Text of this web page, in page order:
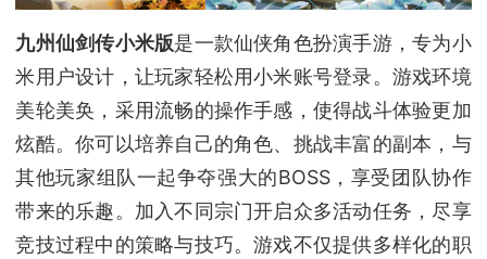
九州仙剑传小米版是一款仙侠角色扮演手游，专为小
米用户设计，让玩家轻松用小米账号登录。游戏环境
美轮美奂，采用流畅的操作手感，使得战斗体验更加
炫酷。你可以培养自己的角色、挑战丰富的副本，与
其他玩家组队一起争夺强大的BOSS，享受团队协作
带来的乐趣。加入不同宗门开启众多活动任务，尽享
竞技过程中的策略与技巧。游戏不仅提供多样化的职